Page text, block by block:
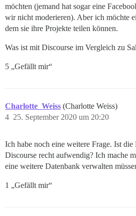
möchten (jemand hat sogar eine
wir nicht moderieren). Aber ich möchte
dem sie ihre Projekte teilen können.
Was ist mit Discourse im Vergleich zu
5 „Gefällt mir“
Charlotte_Weiss (Charlotte Weiss)
25. September 2020 um 20:20
4
Ich habe noch eine weitere Frage. Ist
Discourse recht aufwendig? Ich mache
eine weitere Datenbank verwalten
1 „Gefällt mir“